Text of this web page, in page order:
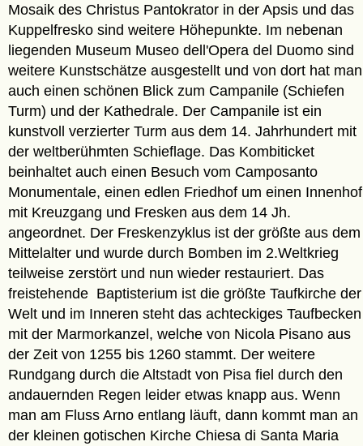
Mosaik des Christus Pantokrator in der Apsis und das
Kuppelfresko sind weitere Höhepunkte. Im nebenan
liegenden Museum Museo dell'Opera del Duomo sind
weitere Kunstschätze ausgestellt und von dort hat man
auch einen schönen Blick zum Campanile (Schiefen
Turm) und der Kathedrale. Der Campanile ist ein
kunstvoll verzierter Turm aus dem 14. Jahrhundert mit
der weltberühmten Schieflage. Das Kombiticket
beinhaltet auch einen Besuch vom Camposanto
Monumentale, einen edlen Friedhof um einen Innenhof
mit Kreuzgang und Fresken aus dem 14 Jh.
angeordnet. Der Freskenzyklus ist der größte aus dem
Mittelalter und wurde durch Bomben im 2.Weltkrieg
teilweise zerstört und nun wieder restauriert. Das
freistehende Baptisterium ist die größte Taufkirche der
Welt und im Inneren steht das achteckiges Taufbecken
mit der Marmorkanzel, welche von Nicola Pisano aus
der Zeit von 1255 bis 1260 stammt. Der weitere
Rundgang durch die Altstadt von Pisa fiel durch den
andauernden Regen leider etwas knapp aus. Wenn
man am Fluss Arno entlang läuft, dann kommt man an
der kleinen gotischen Kirche Chiesa di Santa Maria